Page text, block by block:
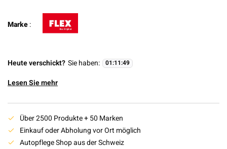
Marke:
Heute verschickt? Sie haben: 01:11:49
Lesen Sie mehr
Über 2500 Produkte + 50 Marken
Einkauf oder Abholung vor Ort möglich
Autopflege Shop aus der Schweiz